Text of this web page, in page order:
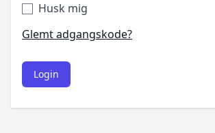
Husk mig
Glemt adgangskode?